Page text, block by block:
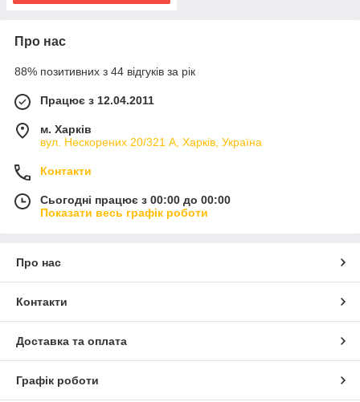
Про нас
88% позитивних з 44 відгуків за рік
Працює з 12.04.2011
м. Харків
вул. Нескорених 20/321 А, Харків, Україна
Контакти
Сьогодні працює з 00:00 до 00:00
Показати весь графік роботи
Про нас
Контакти
Доставка та оплата
Графік роботи